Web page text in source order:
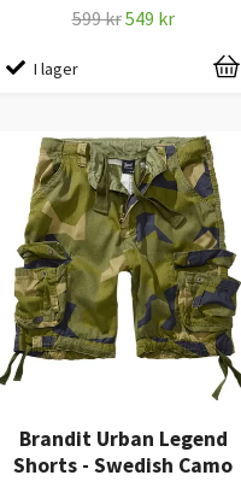
599 kr549 kr
I lager
Brandit Urban Legend
Shorts - Swedish Camo